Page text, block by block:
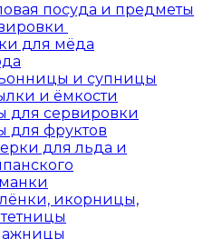
посуда и предметы
для мёда
и супницы
и ёмкости
для сервировки
для фруктов
для льда и
икорницы,